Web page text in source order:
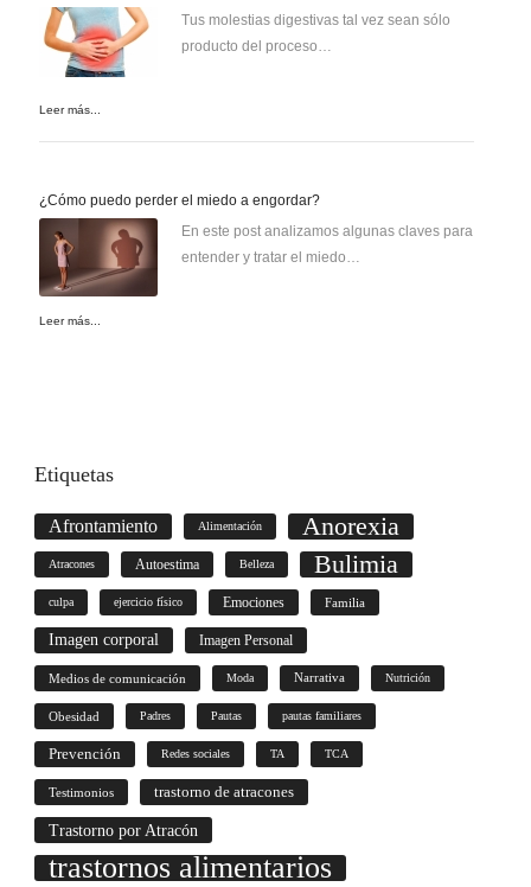
Tus molestias digestivas tal vez sean sólo
producto del proceso…
Leer más...
¿Cómo puedo perder el miedo a engordar?
En este post analizamos algunas claves para
entender y tratar el miedo…
Leer más...
Etiquetas
Afrontamiento Alimentación Anorexia
Atracones Autoestima Belleza Bulimia
culpa ejercicio físico Emociones Familia
Imagen corporal Imagen Personal
Medios de comunicación Moda Narrativa Nutrición
Obesidad Padres Pautas pautas familiares
Prevención Redes sociales TA TCA
Testimonios trastorno de atracones
Trastorno por Atracón
trastornos alimentarios